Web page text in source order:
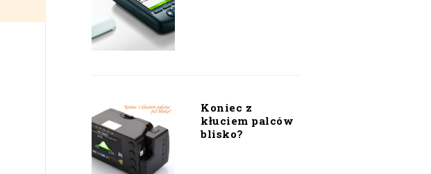
Koniec z
kłuciem palców
blisko?